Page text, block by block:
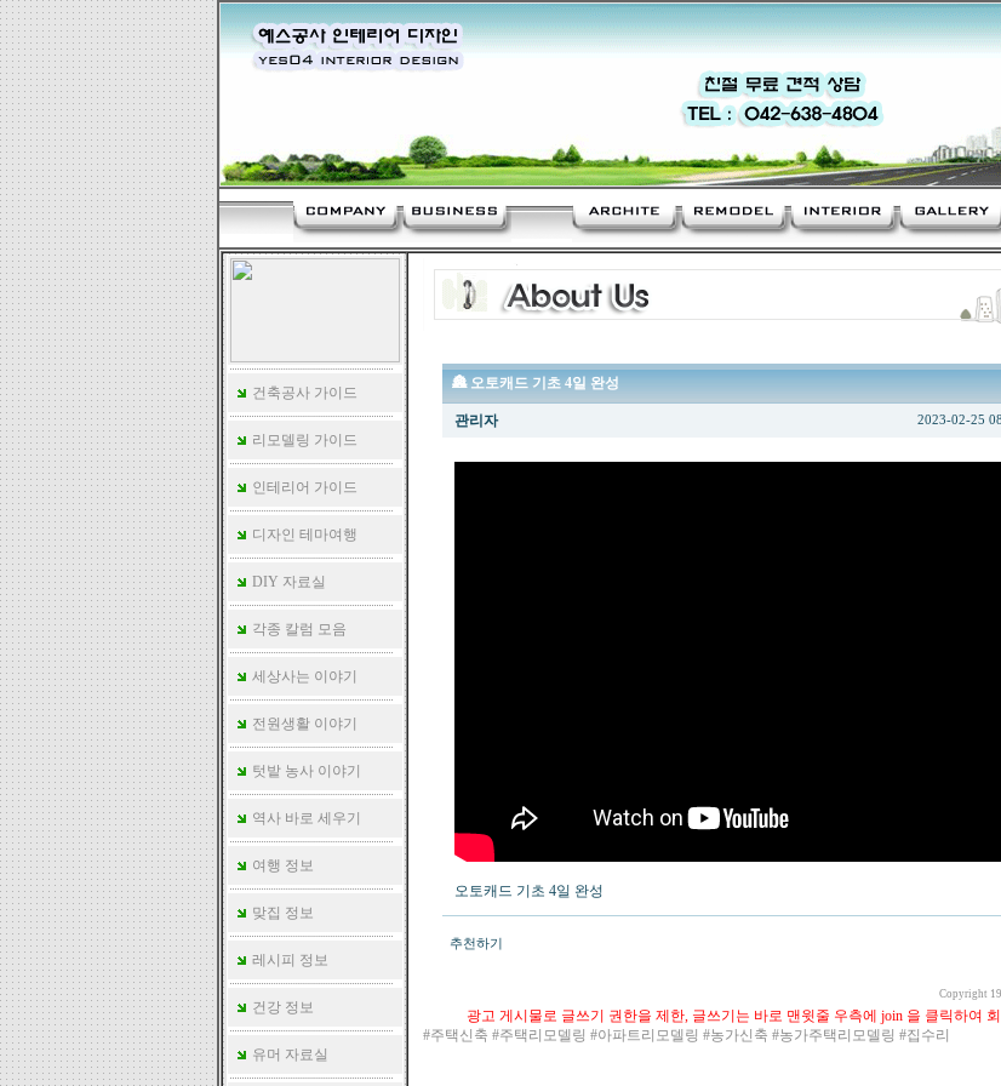
건축공사 가이드
리모델링 가이드
인테리어 가이드
디자인 테마여행
DIY 자료실
각종 칼럼 모음
세상사는 이야기
전원생활 이야기
텃밭 농사 이야기
역사 바로 세우기
여행 정보
맞집 정보
레시피 정보
건강 정보
유머 자료실
🏯 오토캐드 기초 4일 완성
관리자 2023-02-25
오토캐드 기초 4일 완성
추천하기
Copyright
광고 게시물로 글쓰기 권한을 제한, 글쓰기는 바로 맨윗줄 우측에 join 을 클릭하여
#주택신축 #주택리모델링 #아파트리모델링 #농가신축 #농가주택리모델링 #집수리